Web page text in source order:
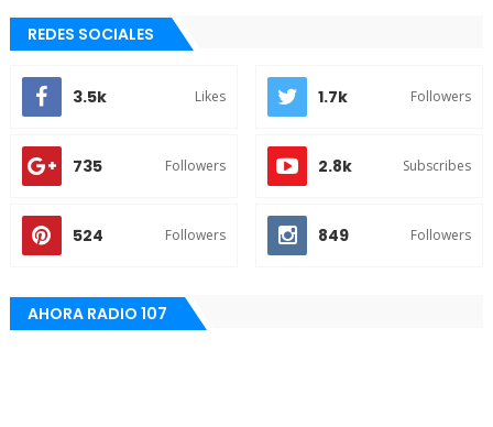
REDES SOCIALES
3.5k Likes 1.7k Followers
735 Followers 2.8k Subscribes
524 Followers 849 Followers
AHORA RADIO 107